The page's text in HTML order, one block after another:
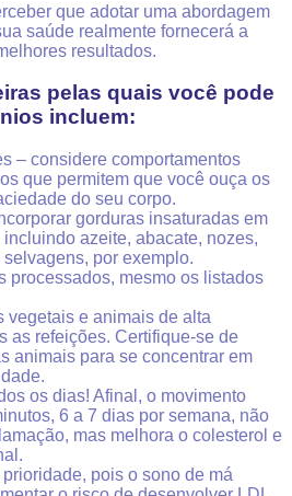
que adotar uma abordagem
saúde realmente fornecerá a
resultados.
pelas quais você pode
incluem:
– considere comportamentos
que permitem que você ouça os
do seu corpo.
gorduras insaturadas em
azeite, abacate, nozes,
por exemplo.
processados, mesmo os listados
vegetais e animais de alta
as refeições. Certifique-se de
animais para se concentrar em
os dias! Afinal, o movimento
6 a 7 dias por semana, não
mas melhora o colesterol e
pois o sono de má